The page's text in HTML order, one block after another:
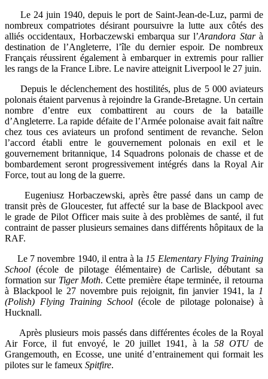
Le 24 juin 1940, depuis le port de Saint-Jean-de-Luz, parmi de
nombreux compatriotes désirant poursuivre la lutte aux côtés des
alliés occidentaux, Horbaczewski embarqua sur l’Arandora Starà
destination de l’Angleterre, l’île du dernier espoir. De nombreux
Français réussirent également à embarquer in extremis pour rallier
les rangs de la France Libre. Le navire atteignit Liverpool le 27 juin.
Depuis le déclenchement des hostilités, plus de 5 000 aviateurs
polonais étaient parvenus à rejoindre la Grande-Bretagne. Un certain
nombre d’entre eux combattirent au cours de la bataille
d’Angleterre. La rapide défaite de l’Armée polonaise avait fait naître
chez tous ces aviateurs un profond sentiment de revanche. Selon
l’accord établi entre le gouvernement polonais en exil et le
gouvernement britannique, 14 Squadrons polonais de chasse et de
bombardement seront progressivement intégrés dans la Royal Air
Force, tout au long de la guerre.
Eugeniusz Horbaczewski, après être passé dans un camp de
transit près de Gloucester, fut affecté sur la base de Blackpool avec
le grade de Pilot Officer mais suite à des problèmes de santé, il fut
contraint de passer plusieurs semaines dans différents hôpitaux de la
RAF.
Le 7 novembre 1940, il entra à la 15 Elementary Flying Training
School(école de pilotage élémentaire) de Carlisle, débutant sa
formation sur Tiger Moth. Cette première étape terminée, il retourna
à Blackpool le 27 novembre puis rejoignit, fin janvier 1941, la 1
(Polish) Flying Training School(école de pilotage polonaise) à
Hucknall.
Après plusieurs mois passés dans différentes écoles de la Royal
Air Force, il fut envoyé, le 20 juillet 1941, à la58 OTUde
Grangemouth, en Ecosse, une unité d’entrainement qui formait les
pilotes sur le fameux Spitfire.